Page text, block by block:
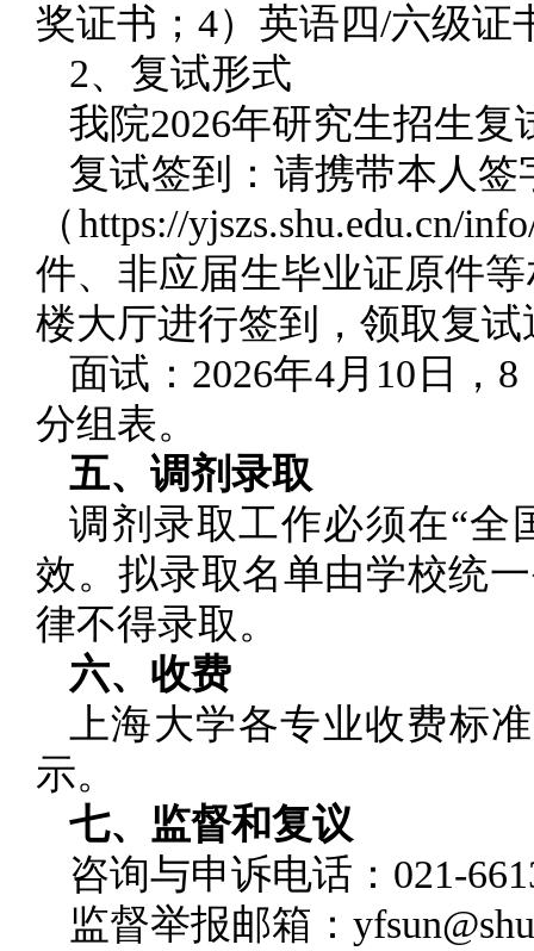
奖证书；4）英语四/六级证
2、复试形式
我院2026年研究生招生
复试签到：请携带本人
（https://yjszs.shu.edu.cn/
件、非应届生毕业证原件
楼大厅进行签到，领取复
面试：2026年4月10日，
分组表。
五、调剂录取
调剂录取工作必须在“全
效。拟录取名单由学校统
律不得录取。
六、收费
上海大学各专业收费标
示。
七、监督和复议
咨询与申诉电话：021-
监督举报邮箱：